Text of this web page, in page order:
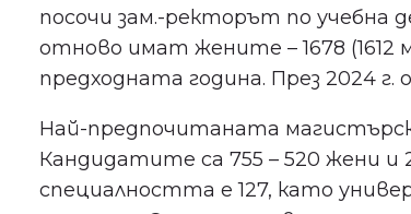
посочи зам.-ректорът по учебна
отново имат жените – 1678 (1612
предходната година. През 2024
Най-предпочитаната
Кандидатите са 755 – 520 жени и
специалността е 127, като